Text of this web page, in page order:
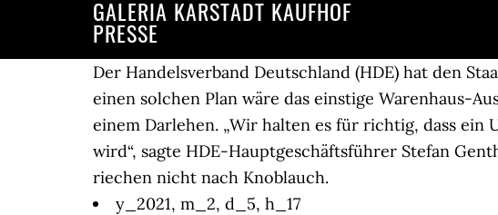
GALERIA KARSTADT KAUFHOF
PRESSE
Der Handelsverband Deutschland (HDE) hat den
einen solchen Plan wäre das einstige Warenhaus-
einem Darlehen. „Wir halten es für richtig, dass
wird“, sagte HDE-Hauptgeschäftsführer Stefan
riechen nicht nach Knoblauch.
y_2021, m_2, d_5, h_17